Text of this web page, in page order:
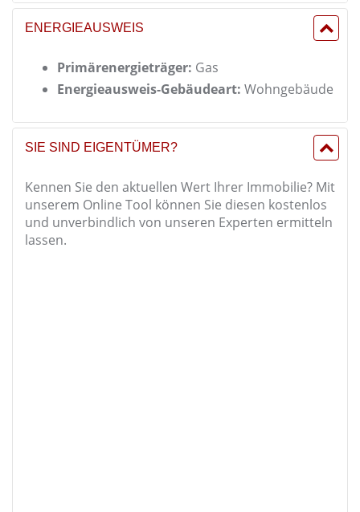
ENERGIEAUSWEIS
Primärenergieträger: Gas
Energieausweis-Gebäudeart: Wohngebäude
SIE SIND EIGENTÜMER?
Kennen Sie den aktuellen Wert Ihrer Immobilie? Mit
unserem Online Tool können Sie diesen kostenlos
und unverbindlich von unseren Experten ermitteln
lassen.